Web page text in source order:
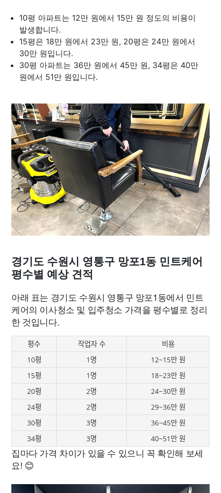
10평 아파트는 12만 원에서 15만 원 정도의 비용이
발생합니다.
15평은 18만 원에서 23만 원, 20평은 24만 원에서
30만 원입니다.
30평 아파트는 36만 원에서 45만 원, 34평은 40만
원에서 51만 원입니다.
경기도 수원시 영통구 망포1동 민트케어
평수별 예상 견적
아래 표는 경기도 수원시 영통구 망포1동에서 민트
케어의 이사청소 및 입주청소 가격을 평수별로 정리
한 것입니다.
평수 작업자 수
비용
10평
1명
12~15만 원
15평
1명
18~23만 원
20평
2명
24~30만 원
24평
2명
29~36만 원
30평
3명
36~45만 원
34평
3명 40~51만 원
집마다 가격 차이가 있을 수 있으니 꼭 확인해 보세
요! 😊